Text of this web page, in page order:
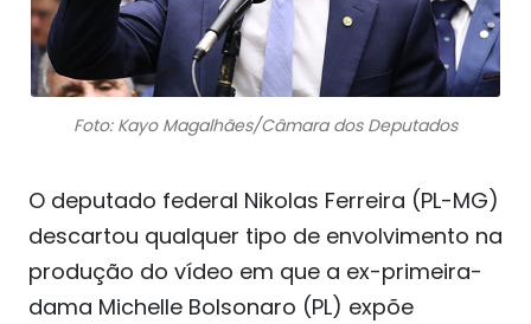
Foto: Kayo Magalhães/Câmara dos Deputados
O deputado federal Nikolas Ferreira (PL-MG)
descartou qualquer tipo de envolvimento na
produção do vídeo em que a ex-primeira-
dama Michelle Bolsonaro (PL) expõe